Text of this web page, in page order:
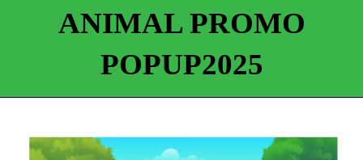
ANIMAL PROMO
POPUP2025